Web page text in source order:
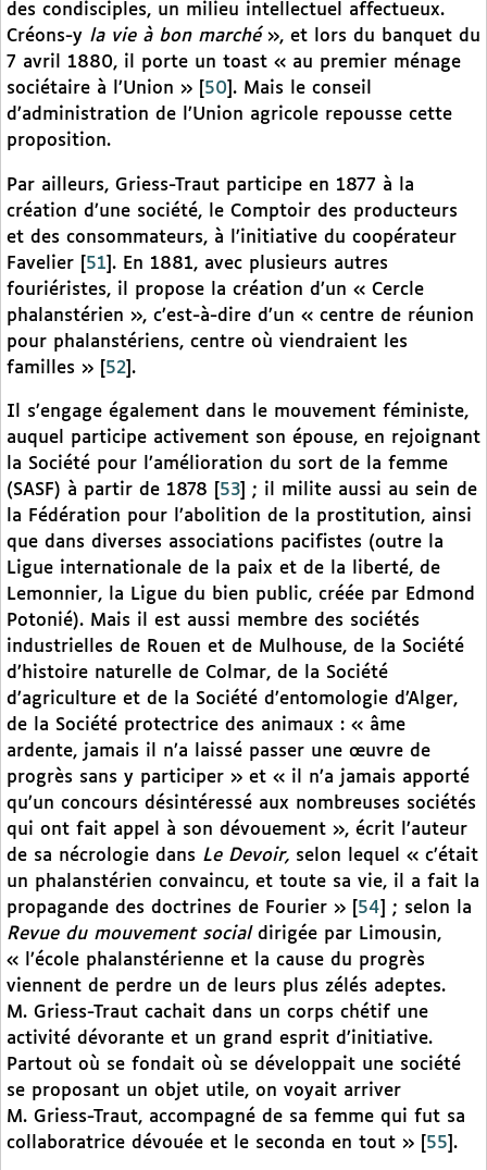
des condisciples, un milieu intellectuel affectueux.
Créons-y la vie à bon marché», et lors du banquet du
7 avril 1880, il porte un toast « au premier ménage
sociétaire à l’Union »
50 . Mais le conseil
d’administration de l’Union agricole repousse cette
proposition.
Par ailleurs, Griess-Traut participe en 1877 à la
création d’une société, le Comptoir des producteurs
et des consommateurs, à l’initiative du coopérateur
Favelier
51 . En 1881, avec plusieurs autres
fouriéristes, il propose la création d’un « Cercle
phalanstérien », c’est-à-dire d’un « centre de réunion
pour phalanstériens, centre où viendraient les
familles »
52 .
Il s’engage également dans le mouvement féministe,
auquel participe activement son épouse, en rejoignant
la Société pour l’amélioration du sort de la femme
(SASF) à partir de 1878
53
; il milite aussi au sein de
la Fédération pour l’abolition de la prostitution, ainsi
que dans diverses associations pacifistes (outre la
Ligue internationale de la paix et de la liberté, de
Lemonnier, la Ligue du bien public, créée par Edmond
Potonié). Mais il est aussi membre des sociétés
industrielles de Rouen et de Mulhouse, de la Société
d’histoire naturelle de Colmar, de la Société
d’agriculture et de la Société d’entomologie d’Alger,
de la Société protectrice des animaux : « âme
ardente, jamais il n’a laissé passer une œuvre de
progrès sans y participer » et « il n’a jamais apporté
qu’un concours désintéressé aux nombreuses sociétés
qui ont fait appel à son dévouement », écrit l’auteur
de sa nécrologie dans Le Devoir, selon lequel « c’était
un phalanstérien convaincu, et toute sa vie, il a fait la
propagande des doctrines de Fourier »
54
; selon la
Revue du mouvement socialdirigée par Limousin,
« l’école phalanstérienne et la cause du progrès
viennent de perdre un de leurs plus zélés adeptes.
M. Griess-Traut cachait dans un corps chétif une
activité dévorante et un grand esprit d’initiative.
Partout où se fondait où se développait une société
se proposant un objet utile, on voyait arriver
M. Griess-Traut, accompagné de sa femme qui fut sa
collaboratrice dévouée et le seconda en tout »
55 .